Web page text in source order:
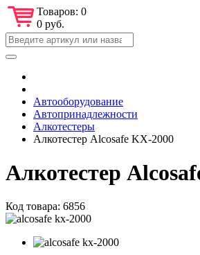
Товаров: 0
0 руб.
Автооборудование
Автопринадлежности
Алкотестеры
Алкотестер Alcosafe KX-2000
Алкотестер
Код товара: 6856